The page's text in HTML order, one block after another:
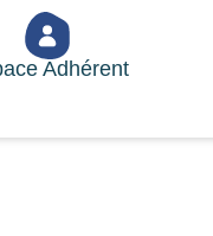
Adhérent